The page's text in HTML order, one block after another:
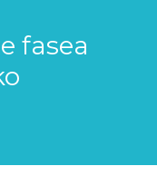
fasea